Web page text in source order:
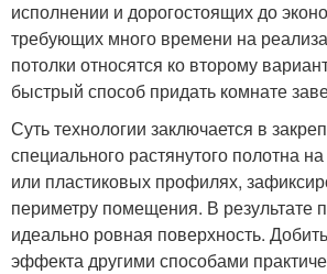
исполнении и дорогостоящих до
требующих много времени на
потолки относятся ко второму
быстрый способ придать комнате
Суть технологии заключается в
специального растянутого полотна
или пластиковых профилях,
периметру помещения. В результате
идеально ровная поверхность.
эффекта другими способами